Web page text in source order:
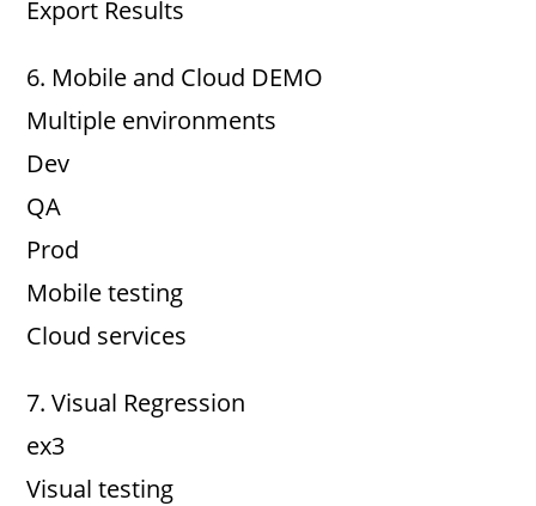
Export Results
6. Mobile and Cloud DEMO
Multiple environments
Dev
QA
Prod
Mobile testing
Cloud services
7. Visual Regression
ex3
Visual testing